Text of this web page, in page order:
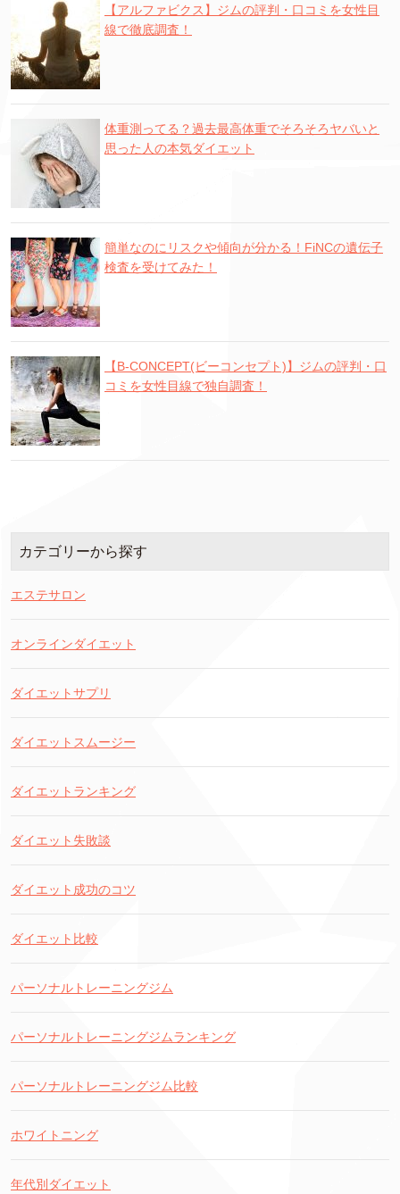
【アルファビクス】ジムの評判・口コミを女性目
線で徹底調査！
体重測ってる？過去最高体重でそろそろヤバいと
思った人の本気ダイエット
簡単なのにリスクや傾向が分かる！FiNCの遺伝子
検査を受けてみた！
【B-CONCEPT(ビーコンセプト)】ジムの評判・口
コミを女性目線で独自調査！
カテゴリーから探す
エステサロン
オンラインダイエット
ダイエットサプリ
ダイエットスムージー
ダイエットランキング
ダイエット失敗談
ダイエット成功のコツ
ダイエット比較
パーソナルトレーニングジム
パーソナルトレーニングジムランキング
パーソナルトレーニングジム比較
ホワイトニング
年代別ダイエット